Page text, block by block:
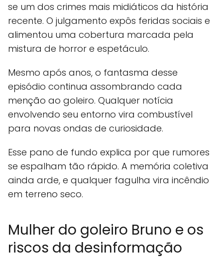
se um dos crimes mais midiáticos da história
recente. O julgamento expôs feridas sociais e
alimentou uma cobertura marcada pela
mistura de horror e espetáculo.
Mesmo após anos, o fantasma desse
episódio continua assombrando cada
menção ao goleiro. Qualquer notícia
envolvendo seu entorno vira combustível
para novas ondas de curiosidade.
Esse pano de fundo explica por que rumores
se espalham tão rápido. A memória coletiva
ainda arde, e qualquer fagulha vira incêndio
em terreno seco.
Mulher do goleiro Bruno e os
riscos da desinformação